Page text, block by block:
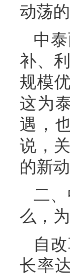
动荡
中
补、
规模
这为
遇，
说，
的新动
二
么，
自
长率